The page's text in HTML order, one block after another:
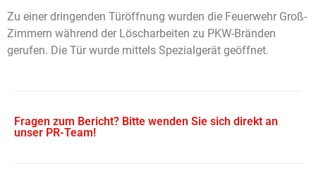
Zu einer dringenden Türöffnung wurden die Feuerwehr Groß-
Zimmern während der Löscharbeiten zu PKW-Bränden
gerufen. Die Tür wurde mittels Spezialgerät geöffnet.
Fragen zum Bericht? Bitte wenden Sie sich direkt an
unser PR-Team!